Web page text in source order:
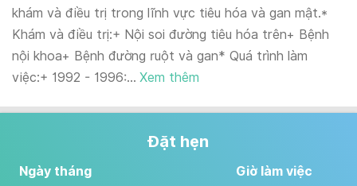
khám và điều trị trong lĩnh vực tiêu hóa và gan mật.*
Khám và điều trị:+ Nội soi đường tiêu hóa trên+ Bệnh
nội khoa+ Bệnh đường ruột và gan* Quá trình làm
việc:+ 1992 - 1996:... Xem thêm
Đặt hẹn
Ngày tháng Giờ làm việc